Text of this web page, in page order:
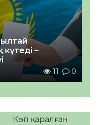
–
11 0
Көп қаралған